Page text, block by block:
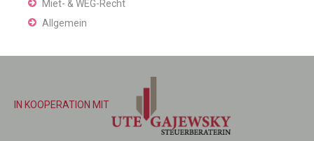
Miet- & WEG-Recht
Allgemein
IN KOOPERATION MIT